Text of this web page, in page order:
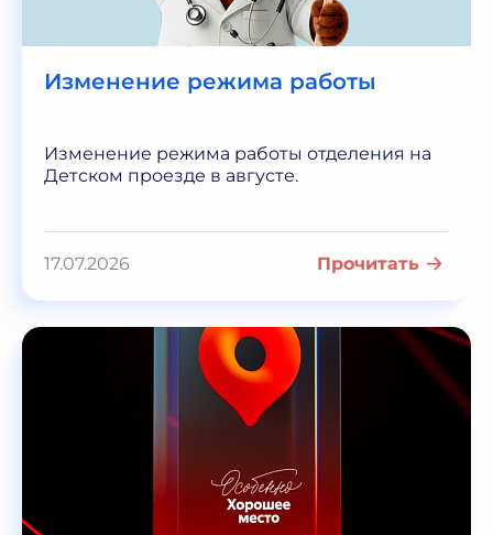
Изменение режима работы
Изменение режима работы отделения на
Детском проезде в августе.
17.07.2026 Прочитать